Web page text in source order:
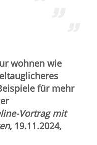
wohnen wie
für mehr
Vortrag mit
, 19.11.2024,